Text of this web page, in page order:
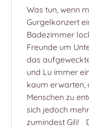
Was tun, wenn
Gurgelkonzert
Badezimmer
Freunde um
das
und Lu immer
kaum erwarten,
Menschen zu
sich jedoch
zumindest Gili!